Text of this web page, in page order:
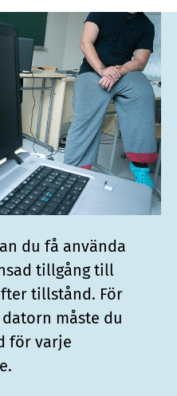
du få använda
tillgång till
tillstånd. För
måste du
för varje